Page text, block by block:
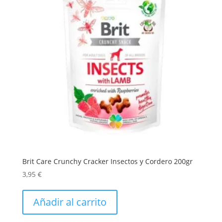
Brit Care Crunchy Cracker Insectos y Cordero 200gr
3,95 €
Añadir al carrito